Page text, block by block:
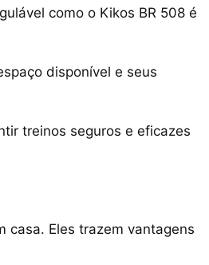
como o Kikos BR 508 é
disponível e seus
treinos seguros e eficazes
casa. Eles trazem vantagens